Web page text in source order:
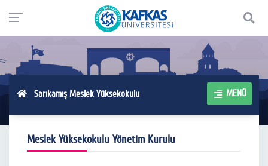
Sarıkamış Meslek Yüksekokulu MENÜ
Meslek Yüksekokulu Yönetim Kurulu